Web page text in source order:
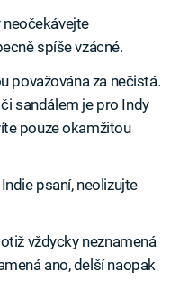
spíše vzácné.
považována za nečistá.
sandálem je pro Indy
pouze okamžitou
psaní, neolizujte
vždycky neznamená
ano, delší naopak